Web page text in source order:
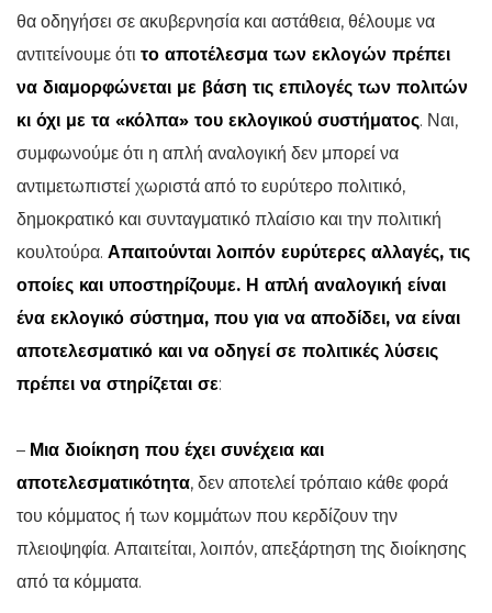
θα οδηγήσει σε ακυβερνησία και αστάθεια, θέλουμε να
αντιτείνουμε ότι το αποτέλεσμα των εκλογών πρέπει
να διαμορφώνεται με βάση τις επιλογές των πολιτών
κι όχι με τα «κόλπα» του εκλογικού συστήματος. Ναι,
συμφωνούμε ότι η απλή αναλογική δεν μπορεί να
αντιμετωπιστεί χωριστά από το ευρύτερο πολιτικό,
δημοκρατικό και συνταγματικό πλαίσιο και την πολιτική
κουλτούρα. Απαιτούνται λοιπόν ευρύτερες αλλαγές, τις
οποίες και υποστηρίζουμε. Η απλή αναλογική είναι
ένα εκλογικό σύστημα, που για να αποδίδει, να είναι
αποτελεσματικό και να οδηγεί σε πολιτικές λύσεις
πρέπει να στηρίζεται σε:
– Μια διοίκηση που έχει συνέχεια και
αποτελεσματικότητα, δεν αποτελεί τρόπαιο κάθε φορά
του κόμματος ή των κομμάτων που κερδίζουν την
πλειοψηφία. Απαιτείται, λοιπόν, απεξάρτηση της διοίκησης
από τα κόμματα.